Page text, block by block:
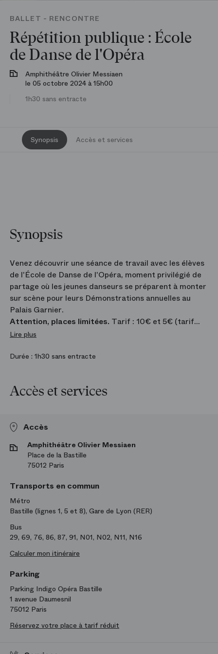
BALLET - RENCONTRE
Répétition publique : École
de Danse de l'Opéra
Amphithéâtre Olivier Messiaen
le 05 octobre 2024 à 15h00
1h30 sans entracte
Synopsis Accès et services
Synopsis
Venez découvrir une séance de travail avec les élèves
de l'École de Danse de l'Opéra, moment privilégié de
partage où les jeunes danseurs se préparent à monter
sur scène pour leurs Démonstrations annuelles au
Palais Garnier.
Attention, places limitées. Tarif : 10€ et 5€ (tarif
réduit pour les enfants de moins de 18 ans).
Moment important dans la vie de l’École, les
Accompagnés de leurs professeurs et pianistes, les
maîtrisé, leur ouvrira une grande liberté artistique.
Lire plus
Durée : 1h30 sans entracte
Accès et services
Accès
Amphithéâtre Olivier Messiaen
Place de la Bastille
75012 Paris
Transports en commun
Métro
Bastille (lignes 1, 5 et 8), Gare de Lyon (RER)
Bus
29, 69, 76, 86, 87, 91, N01, N02, N11, N16
Calculer mon itinéraire
Parking
Parking Indigo Opéra Bastille
1 avenue Daumesnil
75012 Paris
Réservez votre place à tarif réduit